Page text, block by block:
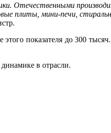
Отечественными
плиты, мини-печи,
показателя до 300
в отрасли.